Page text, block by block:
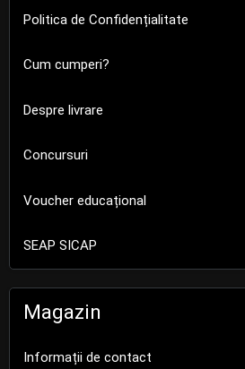
Politica de Confidențialitate
Cum cumperi?
Despre livrare
Concursuri
Voucher educațional
SEAP SICAP
Magazin
Informații de contact